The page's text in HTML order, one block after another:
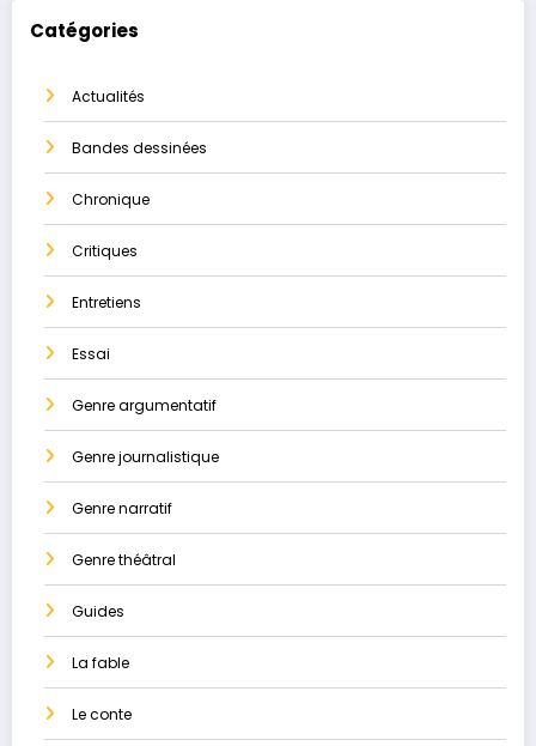
Catégories
Actualités
Bandes dessinées
Chronique
Critiques
Entretiens
Essai
Genre argumentatif
Genre journalistique
Genre narratif
Genre théâtral
Guides
La ​fable
Le conte